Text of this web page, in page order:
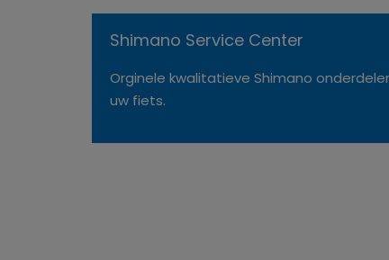
Shimano Service Center
Orginele kwalitatieve Shimano
uw fiets.